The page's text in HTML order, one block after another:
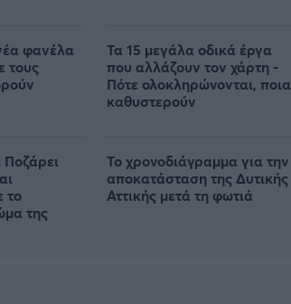
φανέλα
τους
το
της
Τα 15 μεγάλα οδικά έργα
που αλλάζουν τον χάρτη -
Πότε ολοκληρώνονται, ποια
καθυστερούν
Το χρονοδιάγραμμα για την
αποκατάσταση της Δυτικής
Αττικής μετά τη φωτιά